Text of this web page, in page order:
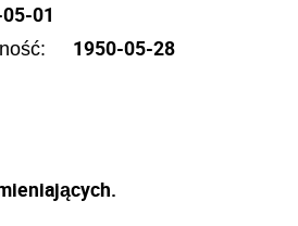
01
1950-05-28